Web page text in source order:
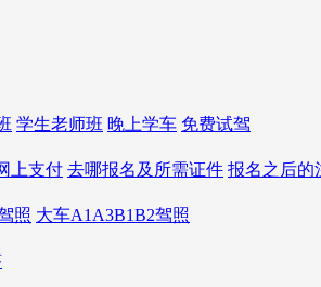
学生老师班 晚上学车 免费试驾
上支付 去哪报名及所需证件 报名之后的
照 大车A1A3B1B2驾照